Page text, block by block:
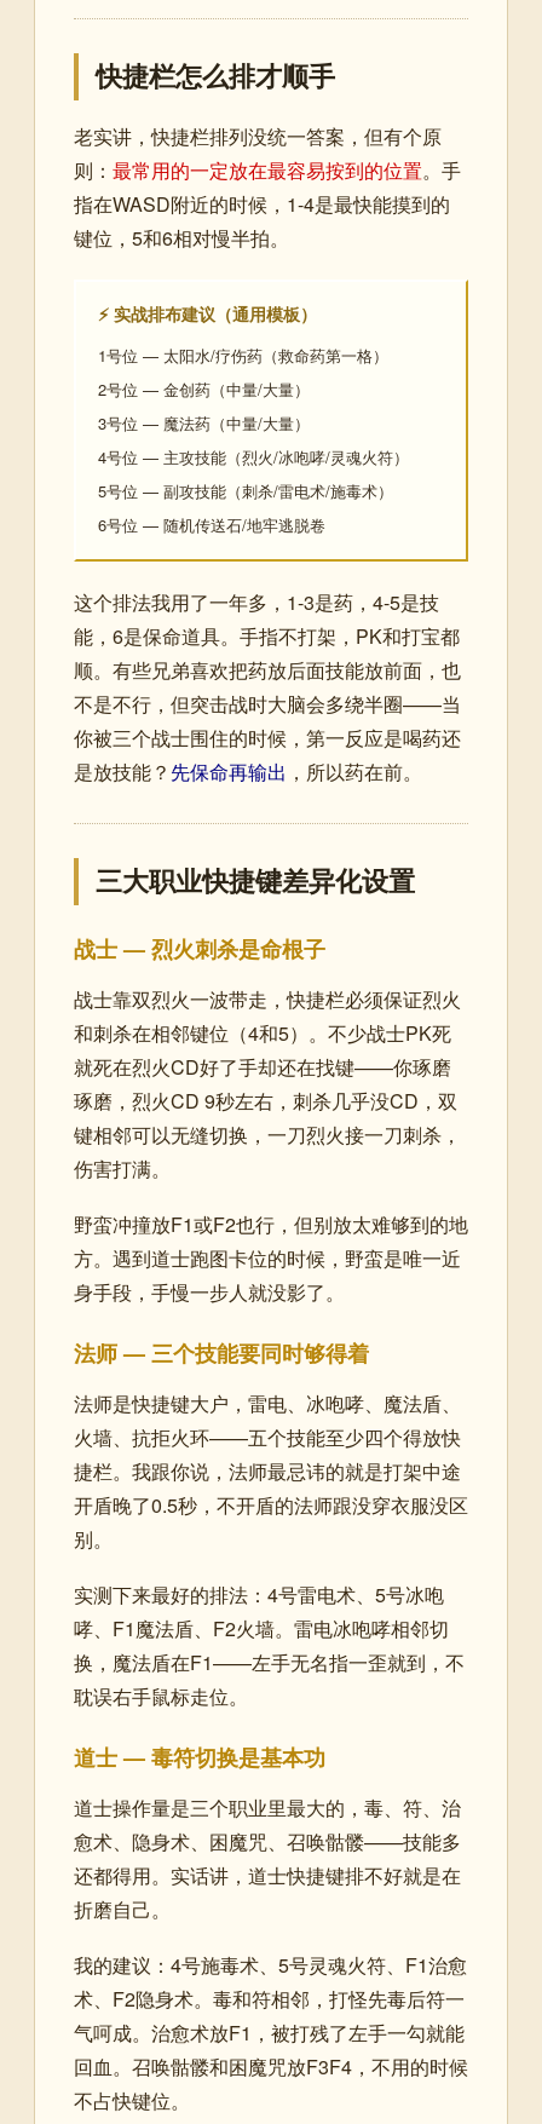
快捷栏怎么排才顺手
老实讲，快捷栏排列没统一答案，但有个原
则： 最常用的一定放在最容易按到的位置。手
指在WASD附近的时候，1-4是最快能摸到的
键位，5和6相对慢半拍。
⚡ 实战排布建议（通用模板）
1号位 — 太阳水/疗伤药（救命药第一格）
2号位 — 金创药（中量/大量）
3号位 — 魔法药（中量/大量）
4号位 — 主攻技能（烈火/冰咆哮/灵魂火符）
5号位 — 副攻技能（刺杀/雷电术/施毒术）
6号位 — 随机传送石/地牢逃脱卷
这个排法我用了一年多，1-3是药，4-5是技
能，6是保命道具。手指不打架，PK和打宝都
顺。有些兄弟喜欢把药放后面技能放前面，也
不是不行，但突击战时大脑会多绕半圈——当
你被三个战士围住的时候，第一反应是喝药还
是放技能？ 先保命再输出 ，所以药在前。
三大职业快捷键差异化设置
战士 — 烈火刺杀是命根子
战士靠双烈火一波带走，快捷栏必须保证烈火
和刺杀在相邻键位（4和5）。不少战士PK死
就死在烈火CD好了手却还在找键——你琢磨
琢磨，烈火CD 9秒左右，刺杀几乎没CD，双
键相邻可以无缝切换，一刀烈火接一刀刺杀，
伤害打满。
野蛮冲撞放F1或F2也行，但别放太难够到的地
方。遇到道士跑图卡位的时候，野蛮是唯一近
身手段，手慢一步人就没影了。
法师 — 三个技能要同时够得着
法师是快捷键大户，雷电、冰咆哮、魔法盾、
火墙、抗拒火环——五个技能至少四个得放快
捷栏。我跟你说，法师最忌讳的就是打架中途
开盾晚了0.5秒，不开盾的法师跟没穿衣服没区
别。
实测下来最好的排法：4号雷电术、5号冰咆
哮、F1魔法盾、F2火墙。雷电冰咆哮相邻切
换，魔法盾在F1——左手无名指一歪就到，不
耽误右手鼠标走位。
道士 — 毒符切换是基本功
道士操作量是三个职业里最大的，毒、符、治
愈术、隐身术、困魔咒、召唤骷髅——技能多
还都得用。实话讲，道士快捷键排不好就是在
折磨自己。
我的建议：4号施毒术、5号灵魂火符、F1治愈
术、F2隐身术。毒和符相邻，打怪先毒后符一
气呵成。治愈术放F1，被打残了左手一勾就能
回血。召唤骷髅和困魔咒放F3F4，不用的时候
不占快键位。